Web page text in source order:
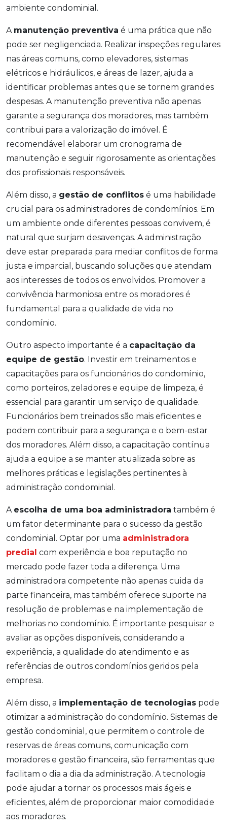
ambiente condominial.
A manutenção preventiva é uma prática que não
pode ser negligenciada. Realizar inspeções regulares
nas áreas comuns, como elevadores, sistemas
elétricos e hidráulicos, e áreas de lazer, ajuda a
identificar problemas antes que se tornem grandes
despesas. A manutenção preventiva não apenas
garante a segurança dos moradores, mas também
contribui para a valorização do imóvel. É
recomendável elaborar um cronograma de
manutenção e seguir rigorosamente as orientações
dos profissionais responsáveis.
Além disso, a gestão de conflitos é uma habilidade
crucial para os administradores de condomínios. Em
um ambiente onde diferentes pessoas convivem, é
natural que surjam desavenças. A administração
deve estar preparada para mediar conflitos de forma
justa e imparcial, buscando soluções que atendam
aos interesses de todos os envolvidos. Promover a
convivência harmoniosa entre os moradores é
fundamental para a qualidade de vida no
condomínio.
Outro aspecto importante é a capacitação da
equipe de gestão. Investir em treinamentos e
capacitações para os funcionários do condomínio,
como porteiros, zeladores e equipe de limpeza, é
essencial para garantir um serviço de qualidade.
Funcionários bem treinados são mais eficientes e
podem contribuir para a segurança e o bem-estar
dos moradores. Além disso, a capacitação contínua
ajuda a equipe a se manter atualizada sobre as
melhores práticas e legislações pertinentes à
administração condominial.
A escolha de uma boa administradora também é
um fator determinante para o sucesso da gestão
condominial. Optar por uma administradora
predial com experiência e boa reputação no
mercado pode fazer toda a diferença. Uma
administradora competente não apenas cuida da
parte financeira, mas também oferece suporte na
resolução de problemas e na implementação de
melhorias no condomínio. É importante pesquisar e
avaliar as opções disponíveis, considerando a
experiência, a qualidade do atendimento e as
referências de outros condomínios geridos pela
empresa.
Além disso, a implementação de tecnologias pode
otimizar a administração do condomínio. Sistemas de
gestão condominial, que permitem o controle de
reservas de áreas comuns, comunicação com
moradores e gestão financeira, são ferramentas que
facilitam o dia a dia da administração. A tecnologia
pode ajudar a tornar os processos mais ágeis e
eficientes, além de proporcionar maior comodidade
aos moradores.